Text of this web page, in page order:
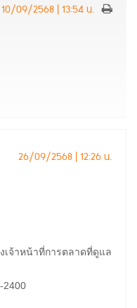
10/09/2568 | 13:54 น.
26/09/2568 | 12:26 น.
เจ้าหน้าที่การตลาดที่ดูแล
2400